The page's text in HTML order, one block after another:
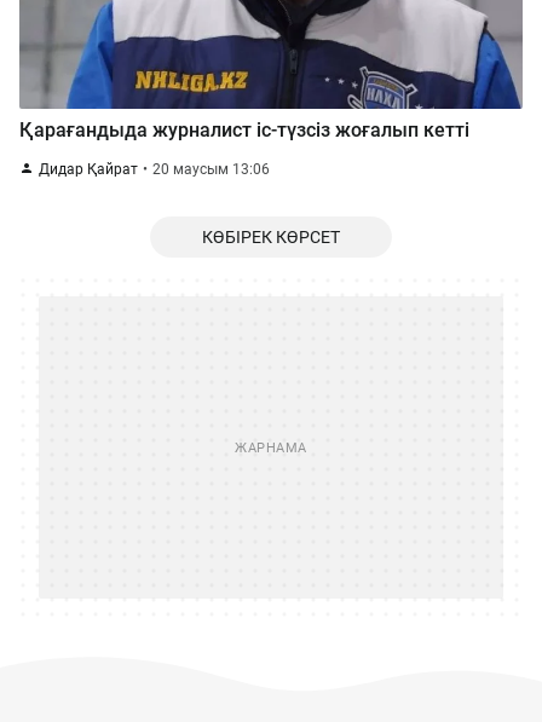
Қарағандыда журналист іс-түзсіз жоғалып кетті
Дидар Қайрат 20 маусым 13:06
КӨБІРЕК КӨРСЕТ